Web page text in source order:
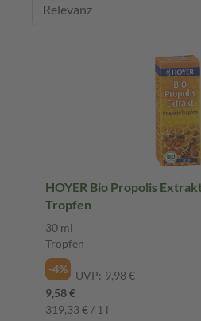
HOYER Bio Propolis
Tropfen
30 ml
Tropfen
-4%
UVP: 9,98 €
9,58 €
319,33 € / 1 l